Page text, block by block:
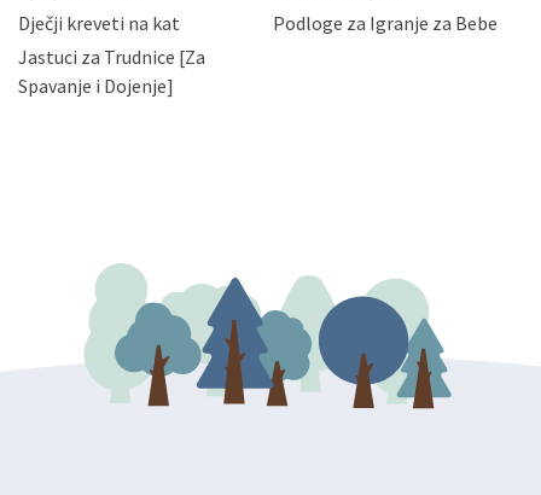
zatražiti prestanak aktivnosti obrade Vaših osobnih
podataka. Opoziv privole možete podnijeti poštom na
gore navedenu adresu ili e-mailom na adresu:
Dječji kreveti na kat
Podloge za Igranje za Bebe
Jastuci za Trudnice [Za
Spavanje i Dojenje]